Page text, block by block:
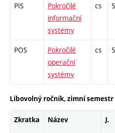
PIS
Pokročilé
informační
systémy
cs 5
POS
Pokročilé
operační
systémy
cs 5
Libovolný ročník, zimní semestr
Zkratka Název J.